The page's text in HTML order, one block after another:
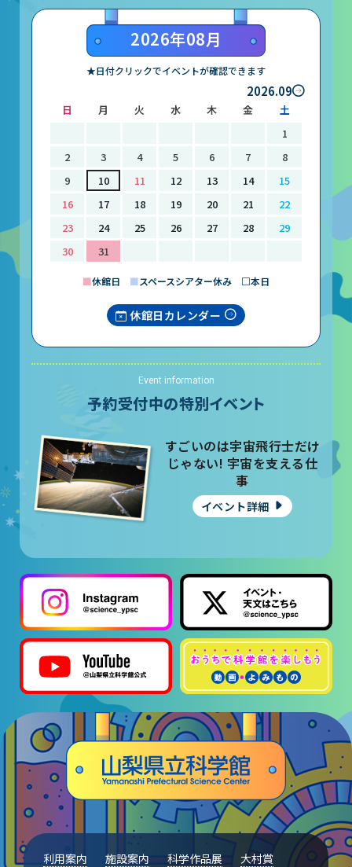
名誉館長あいさつ
プライバシーポリシー
お問い合わせ
プラネタリウム
イベント
動画配信
2026年08月
★日付クリックでイベントが確認できます
2026.09
日 月 火 水 木 金
土
1
2
3 4 5 6 7
8
9
10 11 12 13 14
15
16
17 18 19 20 21
22
23
24 25 26 27 28
29
30
31
■休館日 ■スペースシアター休み □本日
休館日カレンダー
Event information
予約受付中の特別イベント
すごいのは宇宙飛行士だけ
じゃない! 宇宙を支える仕
事
イベント詳細
利用案内 施設案内 科学作品展
大村賞